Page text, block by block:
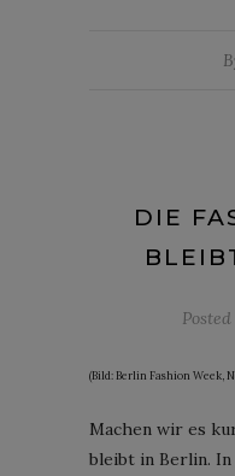
DIE
(Bild: Berlin Fashion Week,
Machen wir es
bleibt in Berlin.